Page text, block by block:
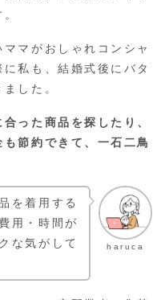
マがおしゃれコンシャ
私も、結婚式後にバタ
した。
った商品を探したり、
節約できて、一石二鳥
haruca
を着用する
用・時間が
な気がして